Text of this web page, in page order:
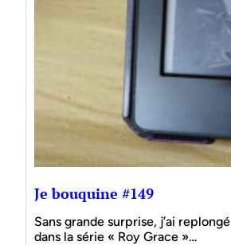
Je bouquine #149
Sans grande surprise, j’ai replongé
dans la série « Roy Grace »…